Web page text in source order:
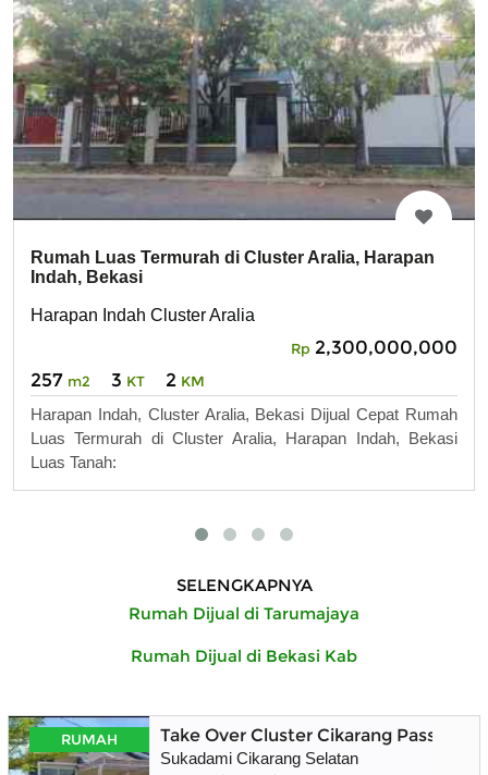
Rumah Luas Termurah di Cluster Aralia, Harapan
Indah, Bekasi
Harapan Indah Cluster Aralia
Rp 2,300,000,000
257 m2 3 KT 2 KM
Harapan Indah, Cluster Aralia, Bekasi Dijual Cepat Rumah
Luas Termurah di Cluster Aralia, Harapan Indah, Bekasi
Luas Tanah:
SELENGKAPNYA
Rumah Dijual di Tarumajaya
Rumah Dijual di Bekasi Kab
RUMAH Take Over Cluster Cikarang Pass
Sukadami Cikarang Selatan